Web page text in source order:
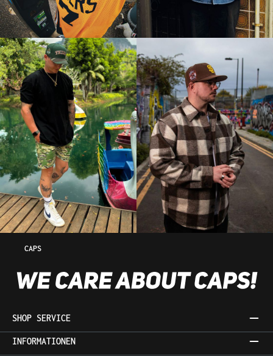
CAPS
SHOP SERVICE
INFORMATIONEN